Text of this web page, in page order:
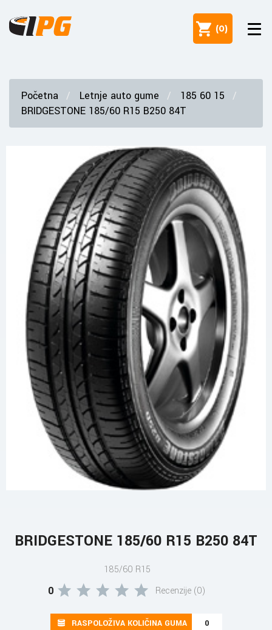
(0)
Početna Letnje auto gume
185 60 15
BRIDGESTONE 185/60 R15 B250 84T
BRIDGESTONE 185/60 R15 B250 84T
185/60 R15
0 Recenzije (0)
RASPOLOŽIVA KOLIČINA GUMA 0